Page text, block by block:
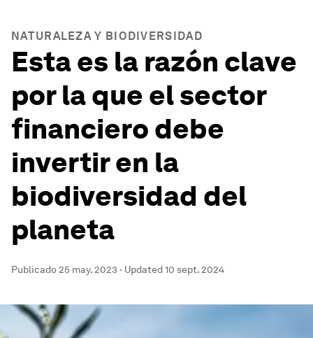
NATURALEZA Y BIODIVERSIDAD
Esta es la razón clave
por la que el sector
financiero debe
invertir en la
biodiversidad del
planeta
Publicado25 may. 2023 · Updated10 sept. 2024